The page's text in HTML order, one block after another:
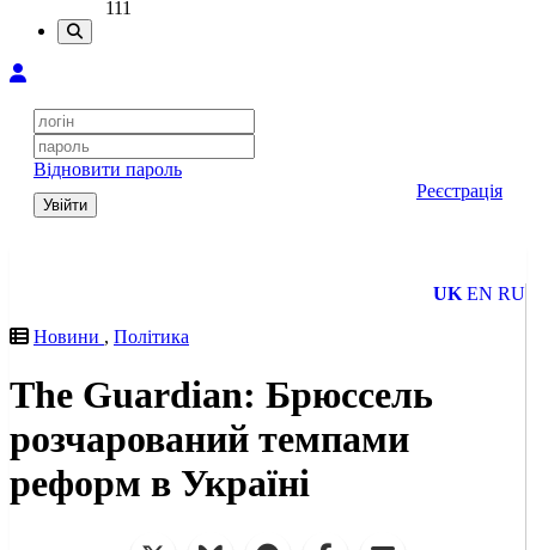
111
Відновити пароль
Увійти
Реєстрація
UK EN RU
Новини , Політика
The Guardian: Брюссель
розчарований темпами
реформ в Україні